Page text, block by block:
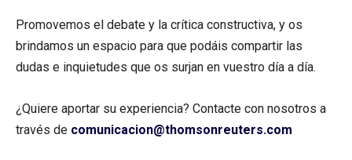
Promovemos el debate y la crítica constructiva, y os
brindamos un espacio para que podáis compartir las
dudas e inquietudes que os surjan en vuestro día a día.
¿Quiere aportar su experiencia? Contacte con nosotros a
través de comunicacion@thomsonreuters.com